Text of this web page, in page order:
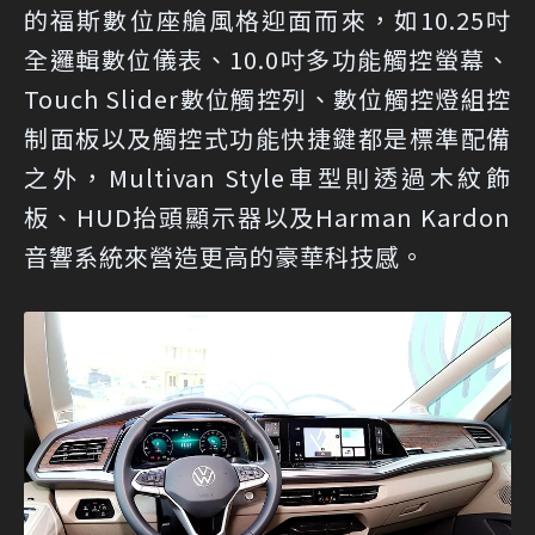
的福斯數位座艙風格迎面而來，如10.25吋
全邏輯數位儀表、10.0吋多功能觸控螢幕、
Touch Slider數位觸控列、數位觸控燈組控
制面板以及觸控式功能快捷鍵都是標準配備
之外，Multivan Style車型則透過木紋飾
板、HUD抬頭顯示器以及Harman Kardon
音響系統來營造更高的豪華科技感。